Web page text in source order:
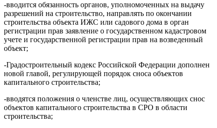
-вводится обязанность органов, уполномоченных на выдачу
разрешений на строительство, направлять по окончании
строительства объекта ИЖС или садового дома в орган
регистрации прав заявление о государственном кадастровом
учете и государственной регистрации прав на возведенный
объект;
-Градостроительный кодекс Российской Федерации дополнен
новой главой, регулирующей порядок сноса объектов
капитального строительства;
-вводятся положения о членстве лиц, осуществляющих снос
объектов капитального строительства в СРО в области
строительства;